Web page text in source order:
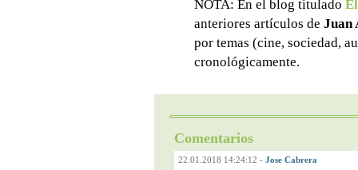
NOTA: En el blog titulado
anteriores artículos de Juan
por temas (cine, sociedad,
cronológicamente.
Comentarios
22.01.2018 14:24:12 - Jose Cabrera